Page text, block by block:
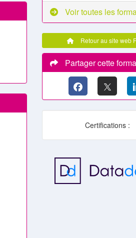
Voir toutes les
Retour au site web
Partager cette
Certifications :